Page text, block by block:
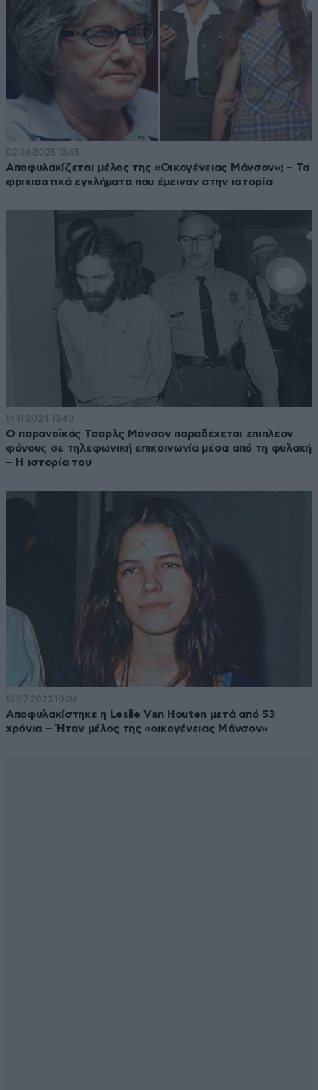
02·06·2025 13:45
Αποφυλακίζεται μέλος της «Οικογένειας Μάνσον»; – Τα
φρικιαστικά εγκλήματα που έμειναν στην ιστορία
14·11·2024 13:40
O παρανοϊκός Τσαρλς Μάνσον παραδέχεται επιπλέον
φόνους σε τηλεφωνική επικοινωνία μέσα από τη φυλακή
– Η ιστορία του
12·07·2023 10:06
Αποφυλακίστηκε η Leslie Van Houten μετά από 53
χρόνια – Ήταν μέλος της «οικογένειας Μάνσον»